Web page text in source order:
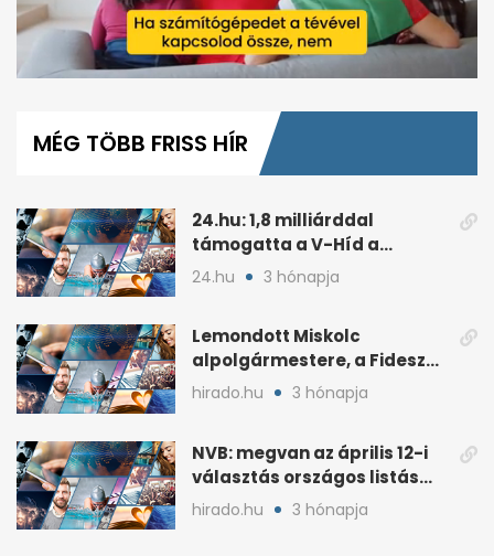
minute,
MÉG TÖBB FRISS HÍR
24.hu: 1,8 milliárddal
támogatta a V-Híd a
Fideszhez kötött alapítványt
24.hu 3 hónapja
Lemondott Miskolc
alpolgármestere, a Fidesz
áprilisi jelöltje, Hollósy
hirado.hu 3 hónapja
NVB: megvan az április 12-i
választás országos listás
eredménye
hirado.hu 3 hónapja